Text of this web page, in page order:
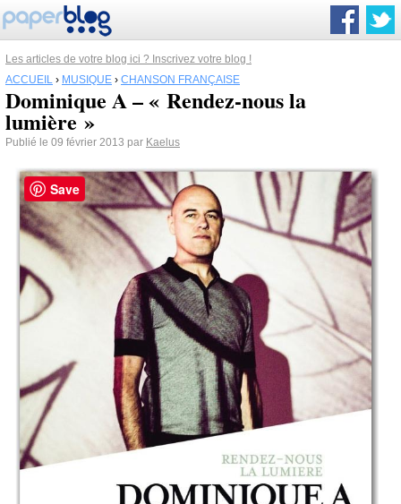
Les articles de votre blog ici ? Inscrivez votre blog !
ACCUEIL › MUSIQUE › CHANSON FRANÇAISE
Dominique A – « Rendez-nous la
lumière »
Publié le 09 février 2013 par Kaelus
Save